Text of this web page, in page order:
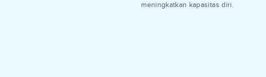
meningkatkan kapasitas diri.